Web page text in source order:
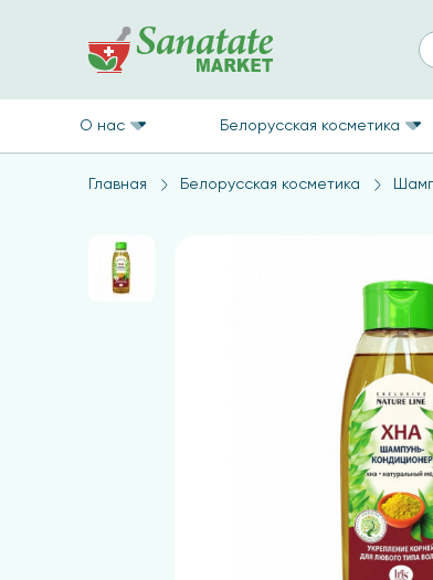
О нас Белорусская косметика
Главная Белорусская косметика